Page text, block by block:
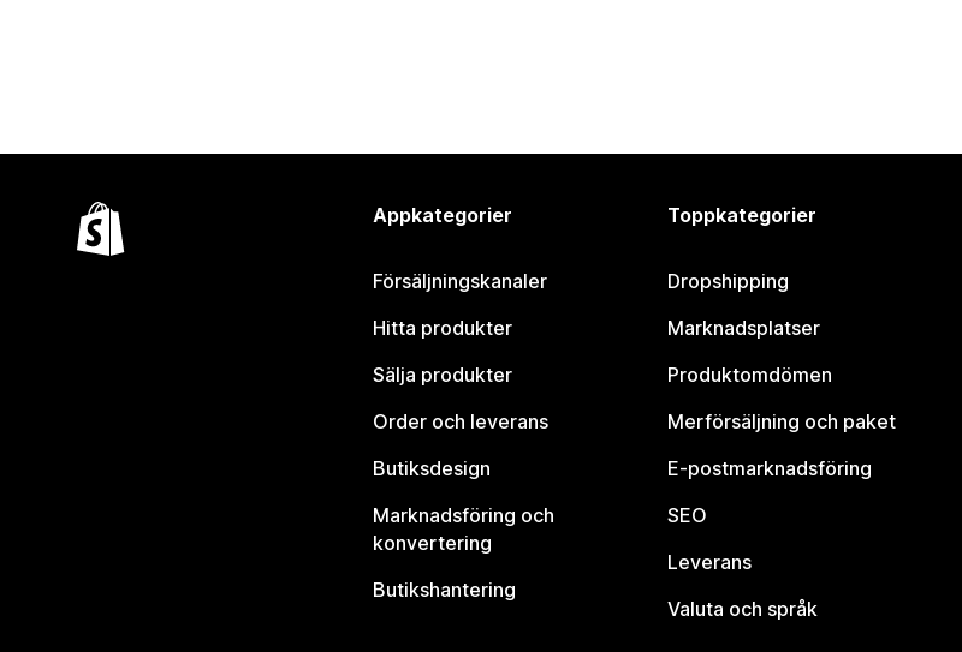
Appkategorier
Försäljningskanaler
Hitta produkter
Sälja produkter
Order och leverans
Butiksdesign
Marknadsföring och
konvertering
Butikshantering
Toppkategorier
Dropshipping
Marknadsplatser
Produktomdömen
Merförsäljning och paket
E-postmarknadsföring
SEO
Leverans
Valuta och språk